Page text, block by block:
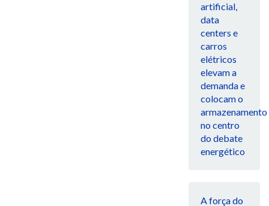
artificial,
data
centers e
carros
elétricos
elevam a
demanda e
colocam o
armazenamento
no centro
do debate
energético
A força do